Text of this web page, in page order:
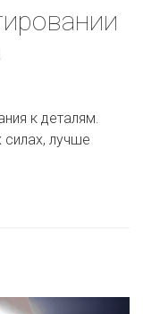
к деталям.
силах, лучше